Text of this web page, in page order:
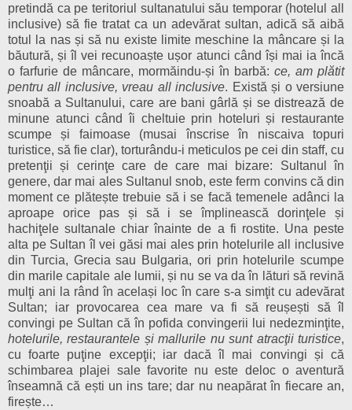
pretindă ca pe teritoriul sultanatului său temporar (hotelul all
inclusive) să fie tratat ca un adevărat sultan, adică să aibă
totul la nas și să nu existe limite meschine la mâncare și la
băutură, și îl vei recunoaște ușor atunci când își mai ia încă
o farfurie de mâncare, mormăindu-și în barbă: ce, am plătit
pentru all inclusive, vreau all inclusive. Există și o versiune
snoabă a Sultanului, care are bani gârlă și se distrează de
minune atunci când îi cheltuie prin hoteluri și restaurante
scumpe și faimoase (musai înscrise în niscaiva topuri
turistice, să fie clar), torturându-i meticulos pe cei din staff, cu
pretenţii și cerinţe care de care mai bizare: Sultanul în
genere, dar mai ales Sultanul snob, este ferm convins că din
moment ce plătește trebuie să i se facă temenele adânci la
aproape orice pas și să i se împlinească dorinţele și
hachiţele sultanale chiar înainte de a fi rostite. Una peste
alta pe Sultan îl vei găsi mai ales prin hotelurile all inclusive
din Turcia, Grecia sau Bulgaria, ori prin hotelurile scumpe
din marile capitale ale lumii, și nu se va da în lături să revină
mulţi ani la rând în același loc în care s-a simţit cu adevărat
Sultan; iar provocarea cea mare va fi să reușești să îl
convingi pe Sultan că în pofida convingerii lui nedezminţite,
hotelurile, restaurantele și mallurile nu sunt atracţii turistice,
cu foarte puţine excepţii; iar dacă îl mai convingi și că
schimbarea plajei sale favorite nu este deloc o aventură
înseamnă că ești un ins tare; dar nu neapărat în fiecare an,
firește…